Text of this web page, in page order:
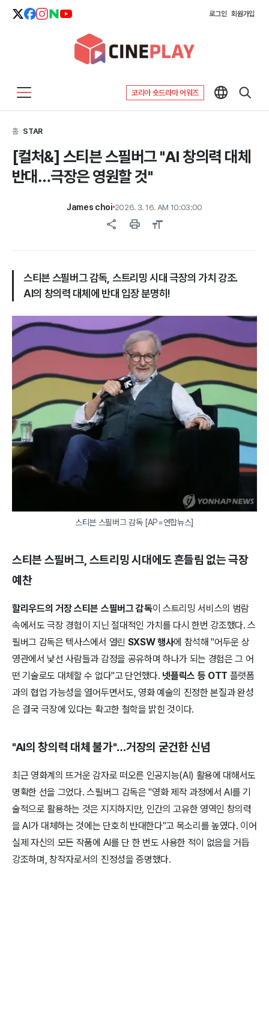
로그인 회원가입
코리아 숏드라마 어워즈
홈>STAR
[컬처&] 스티븐 스필버그 "AI 창의력 대체
반대…극장은 영원할 것"
James choi 2026. 3. 16. AM 10:03:00
share print format_size
스티븐 스필버그 감독, 스트리밍 시대 극장의 가치 강조.
AI의 창의력 대체에 반대 입장 분명히!
스티븐 스필버그 감독 [AP=연합뉴스]
스티븐 스필버그, 스트리밍 시대에도 흔들림 없는 극장
예찬
할리우드의 거장 스티븐 스필버그 감독이 스트리밍 서비스의 범람
속에서도 극장 경험이 지닌 절대적인 가치를 다시 한번 강조했다. 스
필버그 감독은 텍사스에서 열린 SXSW 행사에 참석해 "어두운 상
영관에서 낯선 사람들과 감정을 공유하며 하나가 되는 경험은 그 어
떤 기술로도 대체할 수 없다"고 단언했다. 넷플릭스 등 OTT 플랫폼
과의 협업 가능성을 열어두면서도, 영화 예술의 진정한 본질과 완성
은 결국 극장에 있다는 확고한 철학을 밝힌 것이다.
"AI의 창의력 대체 불가"…거장의 굳건한 신념
최근 영화계의 뜨거운 감자로 떠오른 인공지능(AI) 활용에 대해서도
명확한 선을 그었다. 스필버그 감독은 "영화 제작 과정에서 AI를 기
술적으로 활용하는 것은 지지하지만, 인간의 고유한 영역인 창의력
을 AI가 대체하는 것에는 단호히 반대한다"고 목소리를 높였다. 이어
실제 자신의 모든 작품에 AI를 단 한 번도 사용한 적이 없음을 거듭
강조하며, 창작자로서의 진정성을 증명했다.